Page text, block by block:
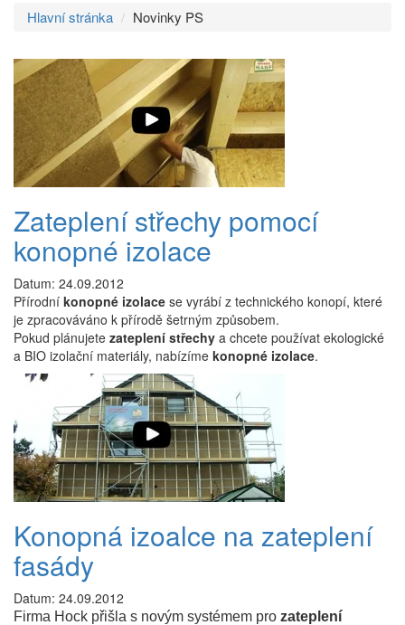
Hlavní stránka Novinky PS
Přeskočit
na
menu
Přeskočit
na
volbu
Přeskočit
na
vyhledávání
Zateplení střechy pomocí
konopné izolace
Datum: 24.09.2012
Přírodní konopné izolace se vyrábí z technického konopí, které
je zpracováváno k přírodě šetrným způsobem.
Pokud plánujete zateplení střechy a chcete používat ekologické
a BIO izolační materiály, nabízíme konopné izolace.
Konopná izoalce na zateplení
fasády
Datum: 24.09.2012
Firma Hock přišla s novým systémem pro zateplení